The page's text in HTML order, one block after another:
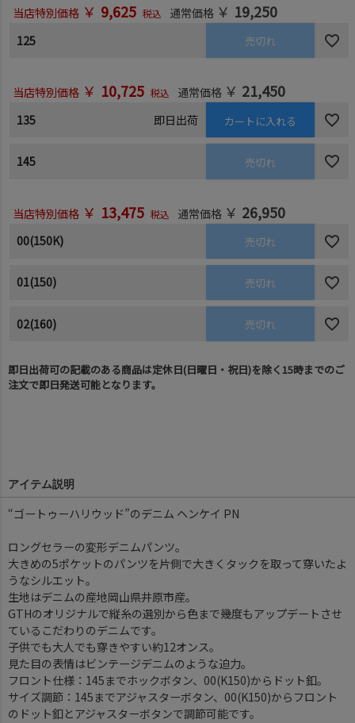
当店特別価格 ￥ 9,625 税込 通常価格 ￥ 19,250
125 売切れ
当店特別価格 ￥ 10,725 税込 通常価格 ￥ 21,450
135 即日出荷 カートに入れる
145 売切れ
当店特別価格 ￥ 13,475 税込 通常価格 ￥ 26,950
00(150K) 売切れ
01(150) 売切れ
02(160) 売切れ
即日出荷可の記載のある商品は定休日(日曜日・祝日)を除く15時までのご
注文で即日発送可能となります。
アイテム説明
“ゴートゥーハリウッド”のデニム ヘンケイ PN
ロングセラーの変形デニムパンツ。
大きめの5ポケットのパンツを片側で大きくタックを取って穿いたよ
うなシルエット。
生地はデニムの産地岡山県井原市産。
GTHのオリジナルで縦糸の選別から色まで幾度もアップデートさせ
ているこだわりのデニムです。
子供でも大人でも穿きやすい約12オンス。
見た目の表情はビンテージデニムのような迫力。
フロント仕様：145までホックボタン、00(K150)からドット釦。
サイズ調節：145までアジャスターボタン、00(K150)からフロント
のドット釦とアジャスターボタンで調節可能です。